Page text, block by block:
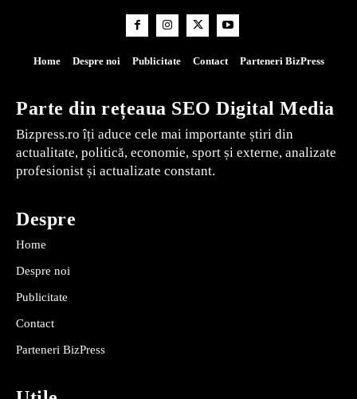
Home Despre noi Publicitate Contact Parteneri BizPress
Parte din rețeaua SEO Digital Media
Bizpress.ro îți aduce cele mai importante știri din
actualitate, politică, economie, sport și externe, analizate
profesionist și actualizate constant.
Despre
Home
Despre noi
Publicitate
Contact
Parteneri BizPress